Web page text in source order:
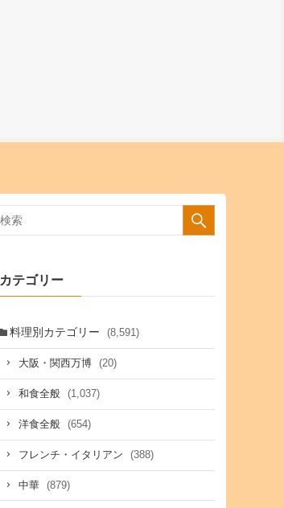
カテゴリー
料理別カテゴリー (8,591)
大阪・関西万博 (20)
和食全般 (1,037)
洋食全般 (654)
フレンチ・イタリアン (388)
中華 (879)